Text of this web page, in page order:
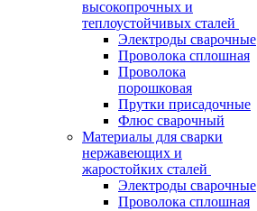
высокопрочных и
теплоустойчивых сталей
Электроды сварочные
Проволока сплошная
Проволока
порошковая
Прутки присадочные
Флюс сварочный
Материалы для сварки
нержавеющих и
жаростойких сталей
Электроды сварочные
Проволока сплошная